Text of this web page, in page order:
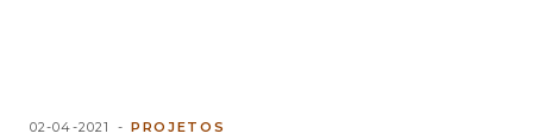
02-04-2021 PROJETOS